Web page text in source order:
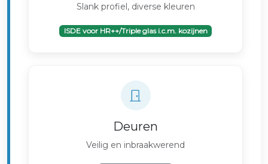
Slank profiel, diverse kleuren
ISDE voor HR++/Triple glas i.c.m. kozijnen
Deuren
Veilig en inbraakwerend